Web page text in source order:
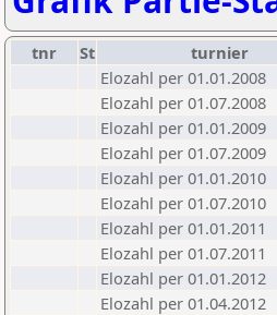
tnr St turnier
Elozahl per 01.01.2008
Elozahl per 01.07.2008
Elozahl per 01.01.2009
Elozahl per 01.07.2009
Elozahl per 01.01.2010
Elozahl per 01.07.2010
Elozahl per 01.01.2011
Elozahl per 01.07.2011
Elozahl per 01.01.2012
Elozahl per 01.04.2012